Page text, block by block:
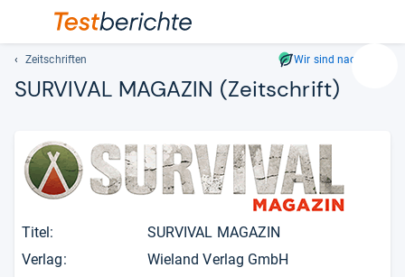
Zeitschriften Wir sind nachhaltig
SURVIVAL MAGAZIN (Zeitschrift)
Titel:
Verlag:
SURVIVAL MAGAZIN
Wieland Verlag GmbH